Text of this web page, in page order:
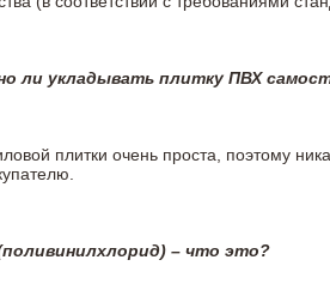
ли укладывать плитку ПВХ
плитки очень проста, поэтому
– что это?